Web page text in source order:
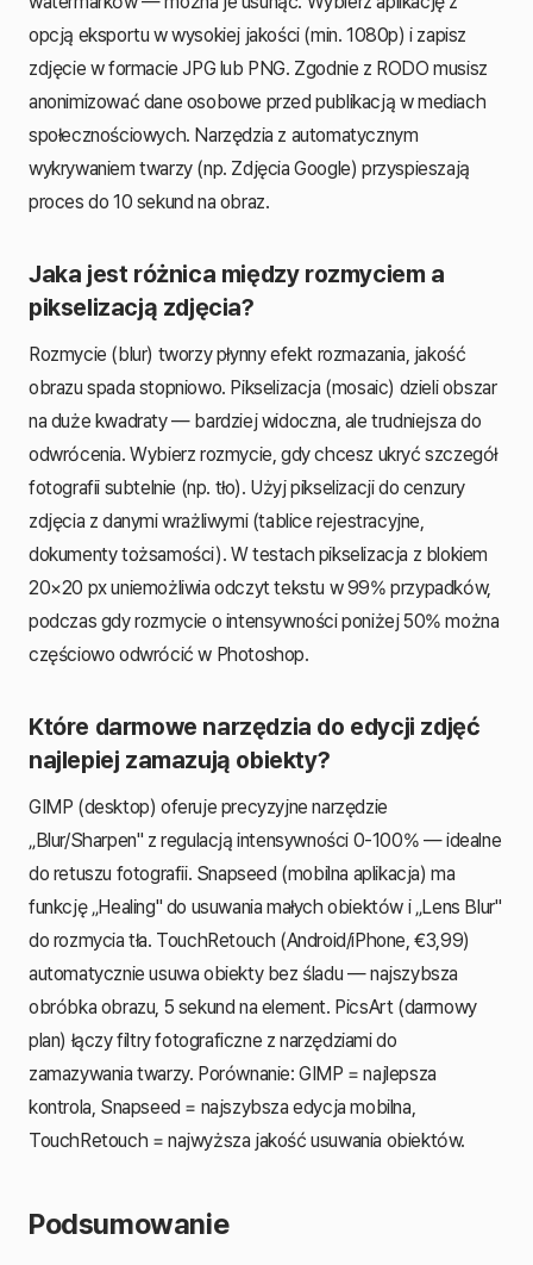
opcją eksportu w wysokiej jakości (min. 1080p) i zapisz
zdjęcie w formacie JPG lub PNG. Zgodnie z RODO musisz
anonimizować dane osobowe przed publikacją w mediach
społecznościowych. Narzędzia z automatycznym
wykrywaniem twarzy (np. Zdjęcia Google) przyspieszają
proces do 10 sekund na obraz.
Jaka jest różnica między rozmyciem a
pikselizacją zdjęcia?
Rozmycie (blur) tworzy płynny efekt rozmazania, jakość
obrazu spada stopniowo. Pikselizacja (mosaic) dzieli obszar
na duże kwadraty — bardziej widoczna, ale trudniejsza do
odwrócenia. Wybierz rozmycie, gdy chcesz ukryć szczegół
fotografii subtelnie (np. tło). Użyj pikselizacji do cenzury
zdjęcia z danymi wrażliwymi (tablice rejestracyjne,
dokumenty tożsamości). W testach pikselizacja z blokiem
20×20 px uniemożliwia odczyt tekstu w 99% przypadków,
podczas gdy rozmycie o intensywności poniżej 50% można
częściowo odwrócić w Photoshop.
Które darmowe narzędzia do edycji zdjęć
najlepiej zamazują obiekty?
GIMP (desktop) oferuje precyzyjne narzędzie
„Blur/Sharpen" z regulacją intensywności 0-100% — idealne
do retuszu fotografii. Snapseed (mobilna aplikacja) ma
funkcję „Healing" do usuwania małych obiektów i „Lens Blur"
do rozmycia tła. TouchRetouch (Android/iPhone, €3,99)
automatycznie usuwa obiekty bez śladu — najszybsza
obróbka obrazu, 5 sekund na element. PicsArt (darmowy
plan) łączy filtry fotograficzne z narzędziami do
zamazywania twarzy. Porównanie: GIMP = najlepsza
kontrola, Snapseed = najszybsza edycja mobilna,
TouchRetouch = najwyższa jakość usuwania obiektów.
Podsumowanie